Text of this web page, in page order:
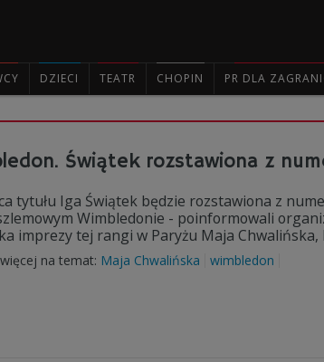
DZIECI TEATR CHOPIN PR DLA
Świątek rozstawiona z
tytułu Iga Świątek będzie rozstawiona z
Wimbledonie - poinformowali
imprezy tej rangi w Paryżu Maja
na temat: Maja Chwalińska wimbledon